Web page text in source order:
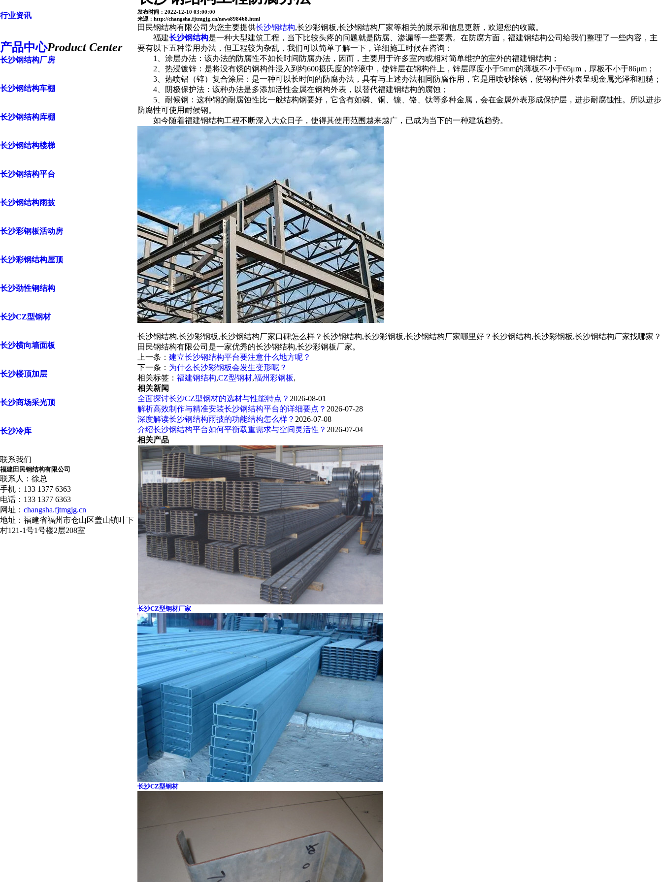
行业资讯
产品中心Product Center
长沙钢结构厂房
长沙钢结构车棚
长沙钢结构库棚
长沙钢结构楼梯
长沙钢结构平台
长沙钢结构雨披
长沙彩钢板活动房
长沙彩钢结构屋顶
长沙劲性钢结构
长沙CZ型钢材
长沙横向墙面板
长沙楼顶加层
长沙商场采光顶
长沙冷库
联系我们
福建田民钢结构有限公司
联系人：徐总
手机：133 1377 6363
电话：133 1377 6363
网址： changsha.fjtmgjg.cn
地址：福建省福州市仓山区盖山镇叶下
村121-1号1号楼2层208室
发布时间：2022-12-10 03:00:00
来源：http://changsha.fjtmgjg.cn/news898468.html
田民钢结构有限公司为您主要提供长沙钢结构,长沙彩钢板,长沙钢结构厂家等相关的展示和信息更新，欢迎您的收藏。
福建长沙钢结构是一种大型建筑工程，当下比较头疼的问题就是防腐、渗漏等一些要素。在防腐方面，福建钢结构公司给我们整理了一些内容，主
要有以下五种常用办法，但工程较为杂乱，我们可以简单了解一下，详细施工时候在咨询：
1、涂层办法：该办法的防腐性不如长时间防腐办法，因而，主要用于许多室内或相对简单维护的室外的福建钢结构；
2、热浸镀锌：是将没有锈的钢构件浸入到约600摄氏度的锌液中，使锌层在钢构件上，锌层厚度小于5mm的薄板不小于65μm，厚板不小于86μm；
3、热喷铝（锌）复合涂层：是一种可以长时间的防腐办法，具有与上述办法相同防腐作用，它是用喷砂除锈，使钢构件外表呈现金属光泽和粗糙；
4、阴极保护法：该种办法是多添加活性金属在钢构外表，以替代福建钢结构的腐蚀；
5、耐候钢：这种钢的耐腐蚀性比一般结构钢要好，它含有如磷、铜、镍、铬、钛等多种金属，会在金属外表形成保护层，进步耐腐蚀性。所以进步
防腐性可使用耐候钢。
如今随着福建钢结构工程不断深入大众日子，使得其使用范围越来越广，已成为当下的一种建筑趋势。
长沙钢结构,长沙彩钢板,长沙钢结构厂家口碑怎么样？长沙钢结构,长沙彩钢板,长沙钢结构厂家哪里好？长沙钢结构,长沙彩钢板,长沙钢结构厂家找哪家？
田民钢结构有限公司是一家优秀的长沙钢结构,长沙彩钢板厂家。
上一条： 建立长沙钢结构平台要注意什么地方呢？
下一条： 为什么长沙彩钢板会发生变形呢？
相关标签： 福建钢结构,CZ型钢材,福州彩钢板,
相关新闻
全面探讨长沙CZ型钢材的选材与性能特点？ 2026-08-01
解析高效制作与精准安装长沙钢结构平台的详细要点？ 2026-07-28
深度解读长沙钢结构雨披的功能结构怎么样？ 2026-07-08
介绍长沙钢结构平台如何平衡载重需求与空间灵活性？ 2026-07-04
相关产品
长沙CZ型钢材厂家
长沙CZ型钢材